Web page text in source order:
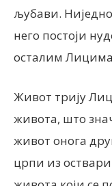
љубави.
него постоји
осталим
Живот трију
живота, што
живот онога
црпи из